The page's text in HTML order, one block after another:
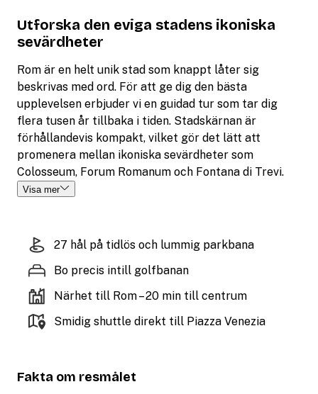
Utforska den eviga stadens ikoniska
sevärdheter
Rom är en helt unik stad som knappt låter sig
beskrivas med ord. För att ge dig den bästa
upplevelsen erbjuder vi en guidad tur som tar dig
flera tusen år tillbaka i tiden. Stadskärnan är
förhållandevis kompakt, vilket gör det lätt att
promenera mellan ikoniska sevärdheter som
Colosseum, Forum Romanum och Fontana di Trevi.
Visa mer
27 hål på tidlös och lummig parkbana
Bo precis intill golfbanan
Närhet till Rom – 20 min till centrum
Smidig shuttle direkt till Piazza Venezia
Fakta om resmålet